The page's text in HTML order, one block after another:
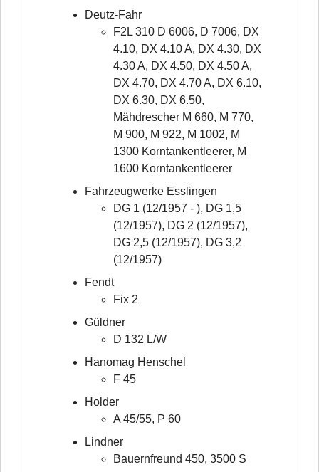
Deutz-Fahr
F2L 310 D 6006, D 7006, DX
4.10, DX 4.10 A, DX 4.30, DX
4.30 A, DX 4.50, DX 4.50 A,
DX 4.70, DX 4.70 A, DX 6.10,
DX 6.30, DX 6.50,
Mähdrescher M 660, M 770,
M 900, M 922, M 1002, M
1300 Korntankentleerer, M
1600 Korntankentleerer
Fahrzeugwerke Esslingen
DG 1 (12/1957 - ), DG 1,5
(12/1957), DG 2 (12/1957),
DG 2,5 (12/1957), DG 3,2
(12/1957)
Fendt
Fix 2
Güldner
D 132 L/W
Hanomag Henschel
F 45
Holder
A 45/55, P 60
Lindner
Bauernfreund 450, 3500 S